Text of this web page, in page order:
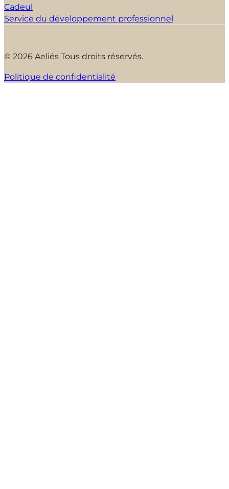
Cadeul
Service du développement professionnel
© 2026 Aeliés Tous droits réservés.
Politique de confidentialité